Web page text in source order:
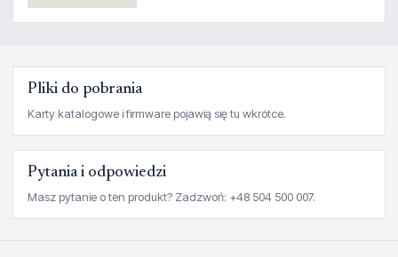
Pliki do pobrania
Karty katalogowe i firmware pojawią się tu wkrótce.
Pytania i odpowiedzi
Masz pytanie o ten produkt? Zadzwoń: +48 504 500 007.